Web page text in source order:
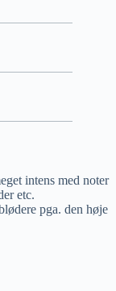
intens med noter
etc.
pga. den høje